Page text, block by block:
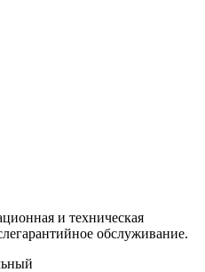
и техническая
обслуживание.